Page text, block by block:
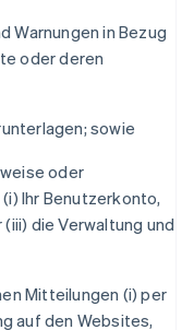
Warnungen in Bezug
oder deren
sowie
oder
Ihr Benutzerkonto,
die Verwaltung und
Mitteilungen (i) per
auf den Websites,